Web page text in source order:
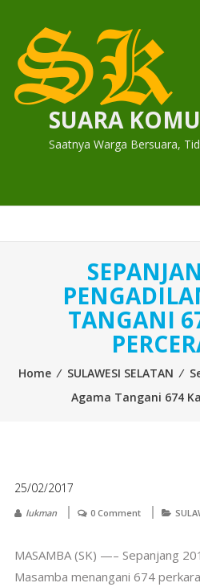
content
SUARA
Saatnya Warga Bersuara,
TANGANI
Home ⁄ SULAWESI SELATAN ⁄
Agama Tangani 674
25/02/2017
lukman 0 Comment
MASAMBA (SK) —– Sepanjang
Masamba menangani 674